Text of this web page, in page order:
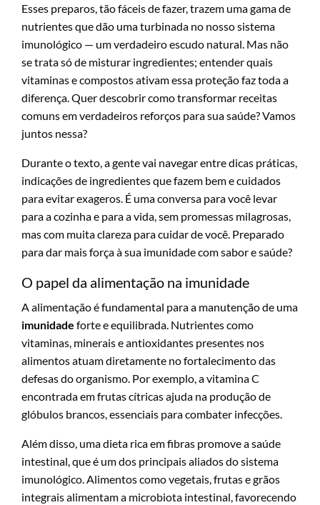
Esses preparos, tão fáceis de fazer, trazem uma gama de
nutrientes que dão uma turbinada no nosso sistema
imunológico — um verdadeiro escudo natural. Mas não
se trata só de misturar ingredientes; entender quais
vitaminas e compostos ativam essa proteção faz toda a
diferença. Quer descobrir como transformar receitas
comuns em verdadeiros reforços para sua saúde? Vamos
juntos nessa?
Durante o texto, a gente vai navegar entre dicas práticas,
indicações de ingredientes que fazem bem e cuidados
para evitar exageros. É uma conversa para você levar
para a cozinha e para a vida, sem promessas milagrosas,
mas com muita clareza para cuidar de você. Preparado
para dar mais força à sua imunidade com sabor e saúde?
O papel da alimentação na imunidade
A alimentação é fundamental para a manutenção de uma
imunidade forte e equilibrada. Nutrientes como
vitaminas, minerais e antioxidantes presentes nos
alimentos atuam diretamente no fortalecimento das
defesas do organismo. Por exemplo, a vitamina C
encontrada em frutas cítricas ajuda na produção de
glóbulos brancos, essenciais para combater infecções.
Além disso, uma dieta rica em fibras promove a saúde
intestinal, que é um dos principais aliados do sistema
imunológico. Alimentos como vegetais, frutas e grãos
integrais alimentam a microbiota intestinal, favorecendo